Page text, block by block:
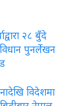
२८ बुँदे
पुनर्लेखन
विदेशमा